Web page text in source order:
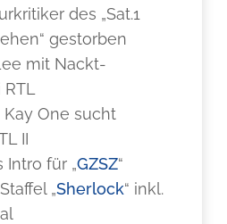
des „Sat.1
gestorben
mit Nackt-
Kay One sucht
II
Intro für „GZSZ“
„Sherlock“ inkl.